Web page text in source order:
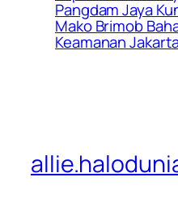
Pangdam Jaya
Mako Brimob
Keamanan